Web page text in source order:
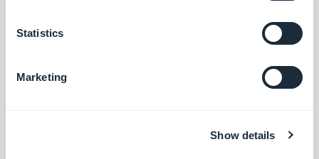
Statistics
Marketing
Show details
CampusPlex.
​Véhicules partagés
employés: Une voiture électrique et un vélo à